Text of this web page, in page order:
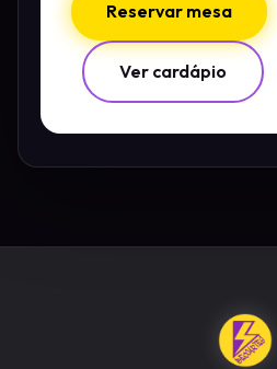
Reservar mesa
Ver cardápio